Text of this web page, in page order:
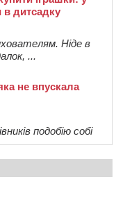
дитсадку
Ніде в
...
не впускала
подобію собі